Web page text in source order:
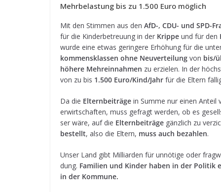
Mehr­be­las­tung bis zu 1.500 Euro möglich
Mit den Stim­men aus den AfD-, CDU- und SPD-
für die Kin­der­be­treu­ung in der Krippe und für den
wurde eine etwas gerin­gere Erhö­hung für die
kom­mens­klas­sen ohne Neu­ver­tei­lung von bis/
höhere Mehr­ein­nah­men zu erzie­len. In der
von zu bis 1.500 Euro/Kind/Jahr für die Eltern
Da die Eltern­bei­träge in Summe nur einen Anteil
erwirt­schaf­ten, muss gefragt wer­den, ob es
ser wäre, auf die Eltern­bei­träge gänz­lich zu
bestellt, also die Eltern, muss auch bezah­len.
Unser Land gibt Mil­li­ar­den für unnö­tige oder
dung. Fami­lien und Kin­der haben in der Poli­tik
in der Kommune.